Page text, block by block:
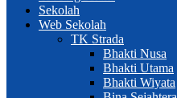
Sekolah
Web Sekolah
TK Strada
Bhakti Nusa
Bhakti Utama
Bhakti Wiyata